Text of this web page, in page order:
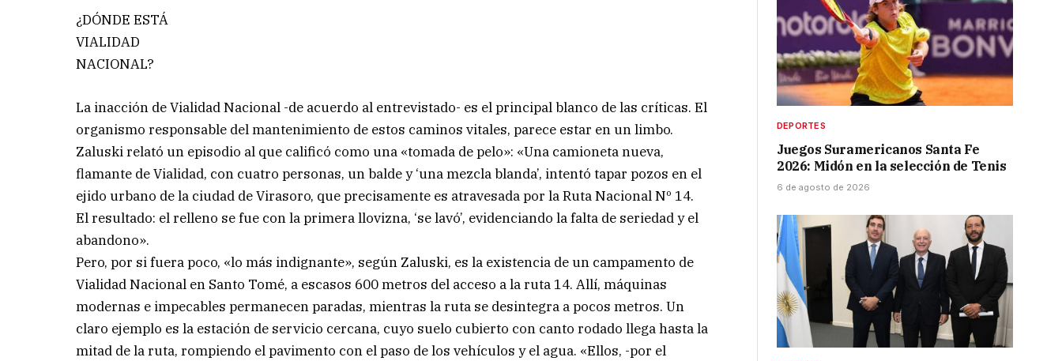
¿DÓNDE ESTÁ
VIALIDAD
NACIONAL?
La inacción de Vialidad Nacional -de acuerdo al entrevistado- es el principal blanco de las críticas. El
organismo responsable del mantenimiento de estos caminos vitales, parece estar en un limbo.
Zaluski relató un episodio al que calificó como una «tomada de pelo»: «Una camioneta nueva,
flamante de Vialidad, con cuatro personas, un balde y ‘una mezcla blanda’, intentó tapar pozos en el
ejido urbano de la ciudad de Virasoro, que precisamente es atravesada por la Ruta Nacional Nº 14.
El resultado: el relleno se fue con la primera llovizna, ‘se lavó’, evidenciando la falta de seriedad y el
abandono».
Pero, por si fuera poco, «lo más indignante», según Zaluski, es la existencia de un campamento de
Vialidad Nacional en Santo Tomé, a escasos 600 metros del acceso a la ruta 14. Allí, máquinas
modernas e impecables permanecen paradas, mientras la ruta se desintegra a pocos metros. Un
claro ejemplo es la estación de servicio cercana, cuyo suelo cubierto con canto rodado llega hasta la
mitad de la ruta, rompiendo el pavimento con el paso de los vehículos y el agua. «Ellos, -por el
DEPORTES
Juegos Suramericanos Santa Fe
2026: Midón en la selección de Tenis
6 de agosto de 2026